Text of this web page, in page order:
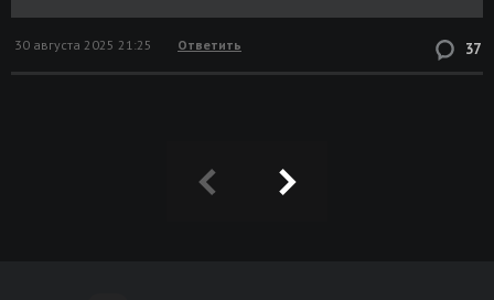
37
30 августа 2025 21:25 Ответить